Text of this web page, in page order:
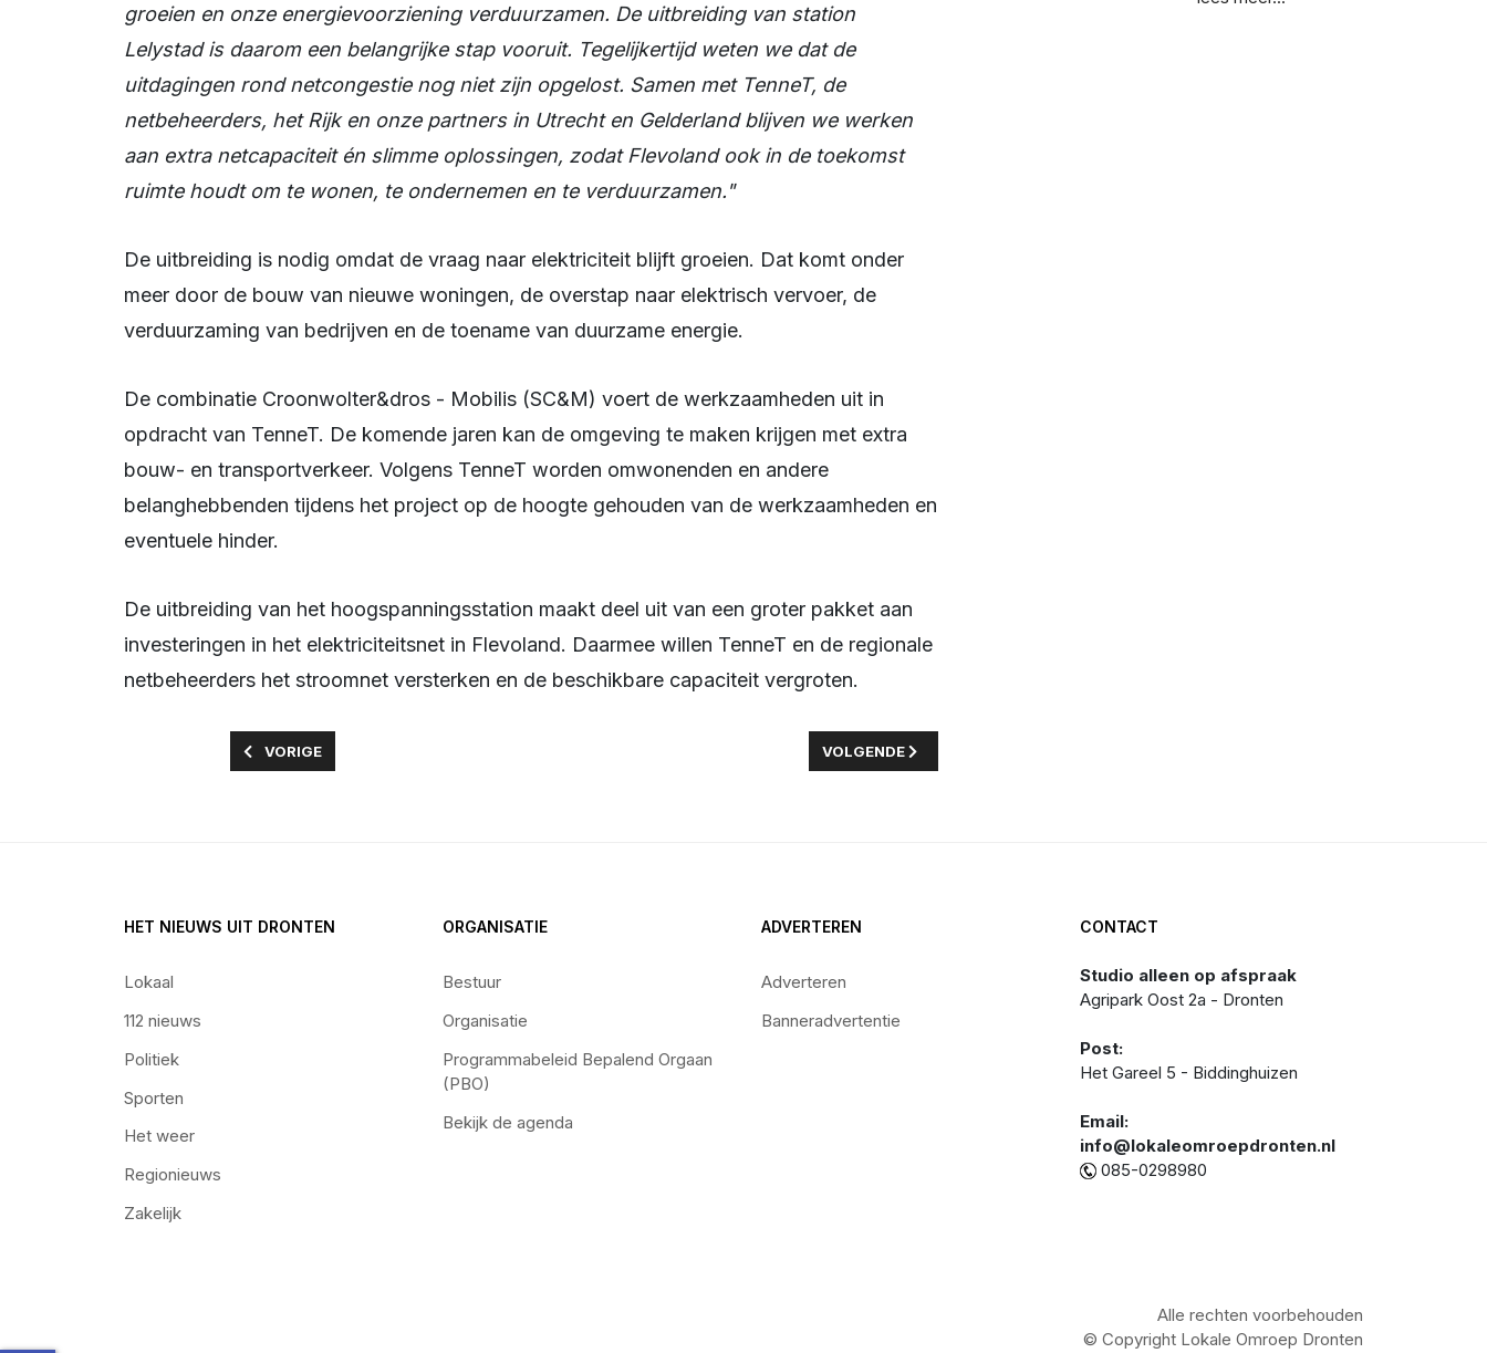
groeien en onze energievoorziening verduurzamen. De uitbreiding van station
Lelystad is daarom een belangrijke stap vooruit. Tegelijkertijd weten we dat de
uitdagingen rond netcongestie nog niet zijn opgelost. Samen met TenneT, de
netbeheerders, het Rijk en onze partners in Utrecht en Gelderland blijven we werken
aan extra netcapaciteit én slimme oplossingen, zodat Flevoland ook in de toekomst
ruimte houdt om te wonen, te ondernemen en te verduurzamen."
De uitbreiding is nodig omdat de vraag naar elektriciteit blijft groeien. Dat komt onder
meer door de bouw van nieuwe woningen, de overstap naar elektrisch vervoer, de
verduurzaming van bedrijven en de toename van duurzame energie.
De combinatie Croonwolter&dros - Mobilis (SC&M) voert de werkzaamheden uit in
opdracht van TenneT. De komende jaren kan de omgeving te maken krijgen met extra
bouw- en transportverkeer. Volgens TenneT worden omwonenden en andere
belanghebbenden tijdens het project op de hoogte gehouden van de werkzaamheden en
eventuele hinder.
De uitbreiding van het hoogspanningsstation maakt deel uit van een groter pakket aan
investeringen in het elektriciteitsnet in Flevoland. Daarmee willen TenneT en de regionale
netbeheerders het stroomnet versterken en de beschikbare capaciteit vergroten.
VORIG ARTIKEL: COLLECTIE OVER CORNELIS LELY NU DIGITAAL BESCHIKBAAR
VORIGE VOLGENDE ARTIKEL: XTENDED-RADIO GAAT VERDER BIJ LOKALE OMROEP DRONTEN EN
VOLGENDE
HET NIEUWS UIT DRONTEN
Lokaal
112 nieuws
Politiek
Sporten
Het weer
Regionieuws
Zakelijk
ORGANISATIE
Bestuur
Organisatie
Programmabeleid Bepalend Orgaan
(PBO)
Bekijk de agenda
ADVERTEREN
Adverteren
Banneradvertentie
CONTACT
Studio alleen op afspraak
Agripark Oost 2a - Dronten
Post:
Het Gareel 5 - Biddinghuizen
Email:
info@lokaleomroepdronten.nl
085-0298980
Alle rechten voorbehouden
© Copyright Lokale Omroep Dronten